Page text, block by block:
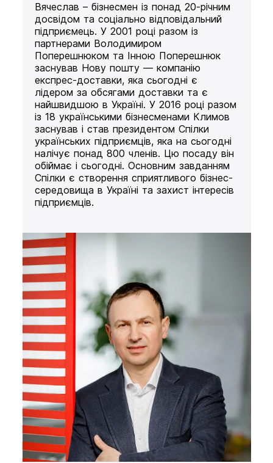
Вячеслав – бізнесмен із понад 20-річним
досвідом та соціально відповідальний
підприємець. У 2001 році разом із
партнерами Володимиром
Поперешнюком та Інною Поперешнюк
заснував Нову пошту — компанію
експрес-доставки, яка сьогодні є
лідером за обсягами доставки та є
найшвидшою в Україні. У 2016 році разом
із 18 українськими бізнесменами Климов
заснував і став президентом Спілки
українських підприємців, яка на сьогодні
налічує понад 800 членів. Цю посаду він
обіймає і сьогодні. Основним завданням
Спілки є створення сприятливого бізнес-
середовища в Україні та захист інтересів
підприємців.